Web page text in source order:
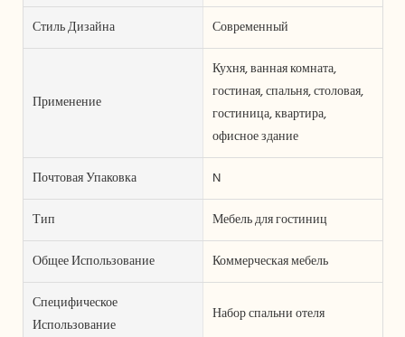
Стиль Дизайна
Современный
Применение
Кухня, ванная комната,
гостиная, спальня, столовая,
гостиница, квартира,
офисное здание
Почтовая Упаковка
N
Тип
Мебель для гостиниц
Общее Использование
Коммерческая мебель
Специфическое
Использование
Набор спальни отеля